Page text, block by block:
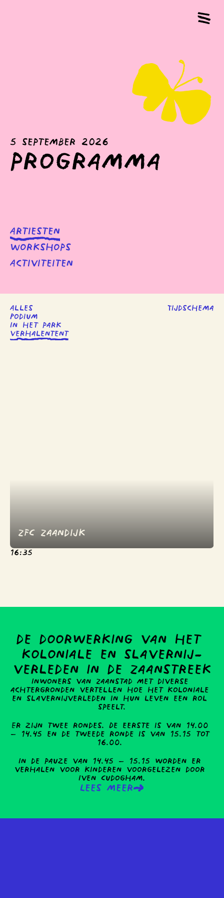
5 september 2026
programma
Artiesten
Workshops
Activiteiten
Alles
Podium
In het park
Verhalentent
Tijdschema
ZFC Zaandijk
16:35
de doorwerking van het
koloniale en slavernij-
verleden in de Zaanstreek
Inwoners van Zaanstad met diverse
achtergronden vertellen hoe het koloniale
en slavernijverleden in hun leven een rol
speelt.
Er zijn twee rondes. De eerste is van 14.00
– 14.45 en de tweede ronde is van 15.15 tot
16.00.
In de pauze van 14.45 – 15.15 worden er
verhalen voor kinderen voorgelezen door
Iven Cudogham.
Lees meer